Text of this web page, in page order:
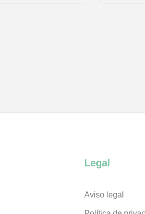
Legal
Aviso legal